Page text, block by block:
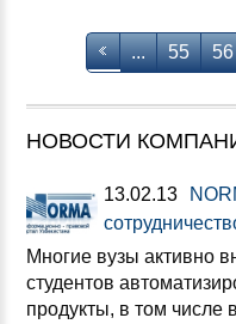
... 55 56
НОВОСТИ
13.02.13
Многие вузы активно
студентов
продукты, в том